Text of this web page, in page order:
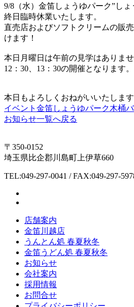
9/8（水）金笛しょうゆパーク”し
終日臨時休業いたします。
直売店およびソフトクリームの販
けます！
本日月曜日は午前の見学はありませ
12：30、13：30の開催となります。
本日もよろしくおねがいいたします
イベント 金笛しょうゆパーク木桶
お知らせ一覧へ戻る
〒350-0152
埼玉県比企郡川島町上伊草660
TEL:049-297-0041 / FAX:049-297-
店舗案内
金笛川越店
うんとん処 春夏秋冬
金笛うどん処 春夏秋冬
お知らせ
会社案内
採用情報
お問合せ